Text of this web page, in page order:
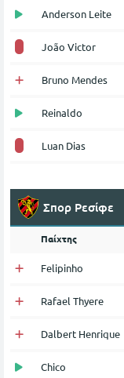
Anderson Leite
João Victor
Bruno Mendes
Reinaldo
Luan Dias
Σπορ Ρεσίφε
Παίχτης
Felipinho
Rafael Thyere
Dalbert Henrique
Chico